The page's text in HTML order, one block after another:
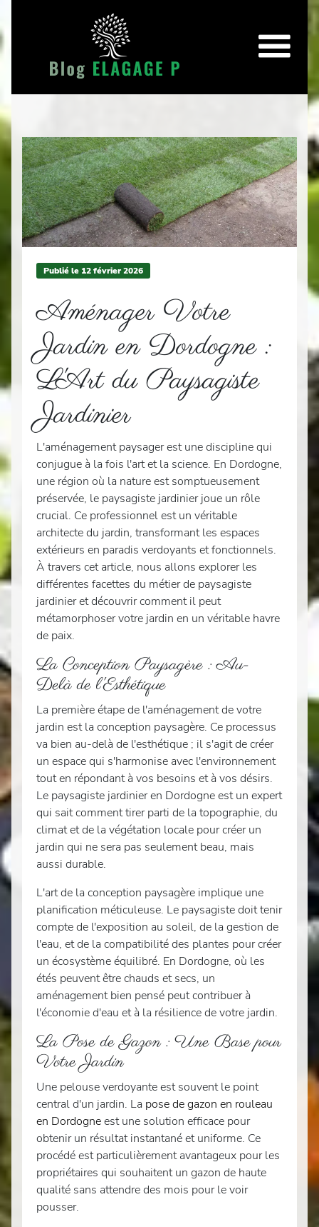
Publié le 12février 2026
Aménager Votre
Jardin en Dordogne :
L'Art du Paysagiste
Jardinier
L'aménagement paysager est une discipline qui
conjugue à la fois l'art et la science. En Dordogne,
une région où la nature est somptueusement
préservée, le paysagiste jardinier joue un rôle
crucial. Ce professionnel est un véritable
architecte du jardin, transformant les espaces
extérieurs en paradis verdoyants et fonctionnels.
À travers cet article, nous allons explorer les
différentes facettes du métier de paysagiste
jardinier et découvrir comment il peut
métamorphoser votre jardin en un véritable havre
de paix.
La Conception Paysagère : Au-
Delà de l'Esthétique
La première étape de l'aménagement de votre
jardin est la conception paysagère. Ce processus
va bien au-delà de l'esthétique ; il s'agit de créer
un espace qui s'harmonise avec l'environnement
tout en répondant à vos besoins et à vos désirs.
Le paysagiste jardinier en Dordogne est un expert
qui sait comment tirer parti de la topographie, du
climat et de la végétation locale pour créer un
jardin qui ne sera pas seulement beau, mais
aussi durable.
L'art de la conception paysagère implique une
planification méticuleuse. Le paysagiste doit tenir
compte de l'exposition au soleil, de la gestion de
l'eau, et de la compatibilité des plantes pour créer
un écosystème équilibré. En Dordogne, où les
étés peuvent être chauds et secs, un
aménagement bien pensé peut contribuer à
l'économie d'eau et à la résilience de votre jardin.
La Pose de Gazon : Une Base pour
Votre Jardin
Une pelouse verdoyante est souvent le point
central d'un jardin. La pose de gazon en rouleau
en Dordogneest une solution efficace pour
obtenir un résultat instantané et uniforme. Ce
procédé est particulièrement avantageux pour les
propriétaires qui souhaitent un gazon de haute
qualité sans attendre des mois pour le voir
pousser.